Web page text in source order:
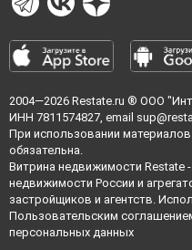
2004—2026 Restate.ru ® ООО
ИНН 7811574827, email
При использовании
обязательна.
Витрина недвижимости Restate
недвижимости России и
застройщиков и агентств.
Пользовательским
персональных данных